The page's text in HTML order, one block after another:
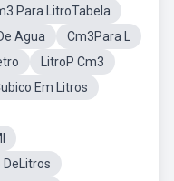
Para LitroTabela
Agua
Cm3Para L
LitroP Cm3
Em Litros
DeLitros